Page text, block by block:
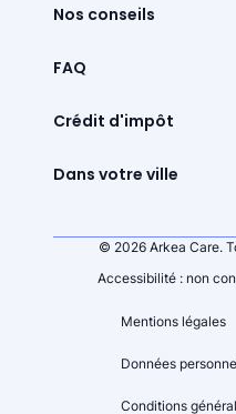
Nos conseils
FAQ
Crédit d'impôt
Dans votre ville
© 2026 Arkea Care.
Accessibilité : non
Mentions légales
Données
Conditions